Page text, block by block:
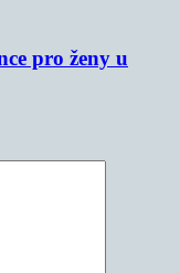
pro ženy u